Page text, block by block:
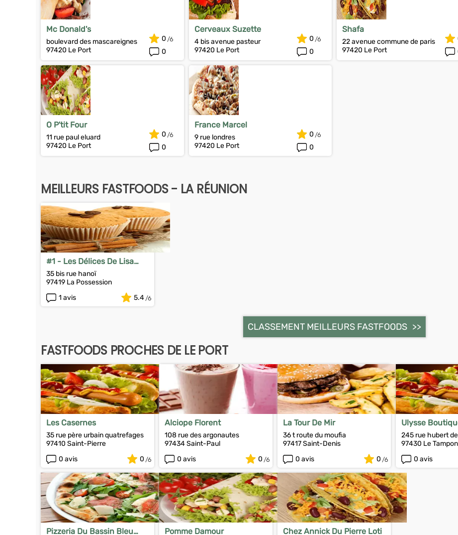
Mc Donald's
boulevard des mascareignes
97420 Le Port
0
0
Cerveaux Suzette
4 bis avenue pasteur
97420 Le Port
0
0
Shafa
22 avenue commune de paris
97420 Le Port
O P'tit Four
11 rue paul eluard
97420 Le Port
0
0
France Marcel
9 rue londres
97420 Le Port
0
0
MEILLEURS FASTFOODS - LA RÉUNION
#1 - Les Délices De Lisa
Marie
35 bis rue hanoï
97419 La Possession
1 avis
5.4
CLASSEMENT MEILLEURS FASTFOODS
FASTFOODS PROCHES DE LE PORT
Les Casernes
35 rue père urbain quatrefages
97410 Saint-Pierre
0 avis
0
Alciope Florent
108 rue des argonautes
97434 Saint-Paul
0 avis
0
La Tour De Mir
36 t route du moufia
97417 Saint-Denis
0 avis
0
Ulysse
Gastronomique
245 rue hubert
97430 Le Tampon
0 avis
Pizzeria Du Bassin Bleu Pomme Damour Chez Annick Du Pierre Loti